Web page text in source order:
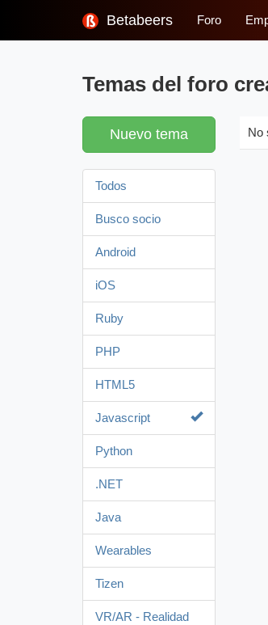
Betabeers Foro
Temas del foro
Nuevo tema
Todos
Busco socio
Android
iOS
Ruby
PHP
HTML5
Javascript
Python
.NET
Java
Wearables
Tizen
VR/AR - Realidad
No